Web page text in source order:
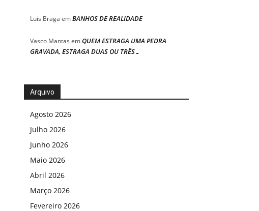
Luis Braga emBANHOS DE REALIDADE
Vasco Mantas emQUEM ESTRAGA UMA PEDRA
GRAVADA, ESTRAGA DUAS OU TRÊS…
Arquivo
Agosto 2026
Julho 2026
Junho 2026
Maio 2026
Abril 2026
Março 2026
Fevereiro 2026